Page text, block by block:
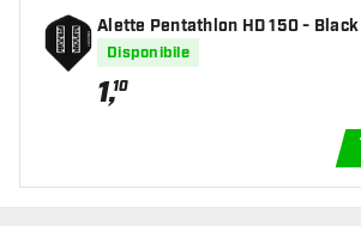
Alette Pentathlon HD 150 - Black
Disponibile
1,10